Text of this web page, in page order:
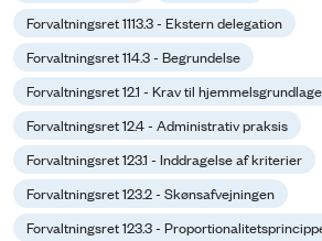
Forvaltningsret 1113.3 - Ekstern delegation
Forvaltningsret 114.3 - Begrundelse
Forvaltningsret 12.1 - Krav til
Forvaltningsret 12.4 - Administrativ praksis
Forvaltningsret 123.1 - Inddragelse af kriterier
Forvaltningsret 123.2 - Skønsafvejningen
Forvaltningsret 123.3 -